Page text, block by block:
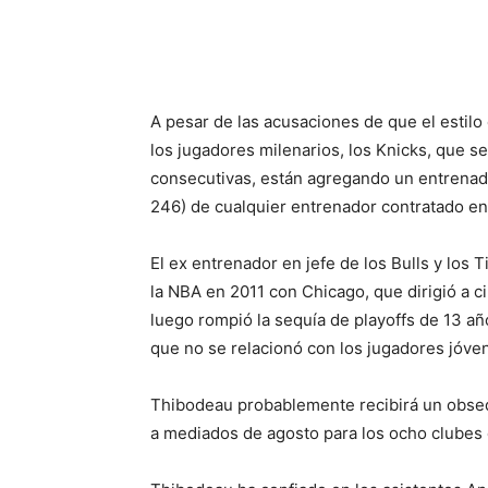
A pesar de las acusaciones de que el
los jugadores milenarios, los Knicks, que
consecutivas, están agregando un
246) de cualquier entrenador contratado
El ex entrenador en jefe de los Bulls y los
la NBA en 2011 con Chicago, que dirigió a
luego rompió la sequía de playoffs de 13
que no se relacionó con los jugadores
Thibodeau probablemente recibirá un
a mediados de agosto para los ocho